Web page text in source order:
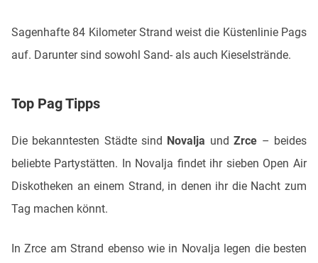
Sagenhafte 84 Kilometer Strand weist die Küstenlinie Pags
auf. Darunter sind sowohl Sand- als auch Kieselstrände.
Top Pag Tipps
Die bekanntesten Städte sind Novalja undZrce – beides
beliebte Partystätten. In Novalja findet ihr sieben Open Air
Diskotheken an einem Strand, in denen ihr die Nacht zum
Tag machen könnt.
In Zrce am Strand ebenso wie in Novalja legen die besten